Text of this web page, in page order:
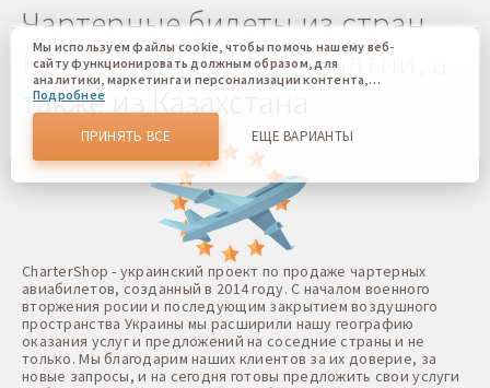
Чартерные билеты из стран
Восточной Европы, Балтии, а
также из Казахстана
CharterShop - украинский проект по продаже чартерных
авиабилетов, созданный в 2014 году. С началом военного
вторжения росии и последующим закрытием воздушного
пространства Украины мы расширили нашу географию
оказания услуг и предложений на соседние страны и не
только. Мы благодарим наших клиентов за их доверие, за
новые запросы, и на сегодня готовы предложить свои услуги
Мы используем файлы cookie, чтобы помочь нашему веб-
сайту функционировать должным образом, для
аналитики, маркетинга и персонализации контента,
который вы видите. Файлы cookies позволяют нам
отличать Вас от других пользователей нашего веб-сайта.
Соглашаясь, вы соглашаетесь на использование всех этих
файлов cookie. Вы можете обновить свои предпочтения,
нажав кнопку настроек файлов cookie, или в любое
время, перейдя к нашей политике использования файлов
Подробнее
ПРИНЯТЬ ВСЕ ЕЩЕ ВАРИАНТЫ